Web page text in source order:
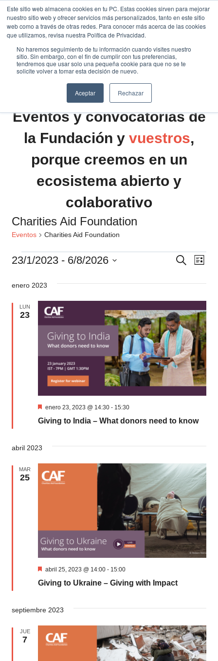
Este sitio web almacena cookies en tu PC. Estas cookies sirven para mejorar
nuestro sitio web y ofrecer servicios más personalizados, tanto en este sitio
web como a través de otras redes. Para conocer más acerca de las cookies
que utilizamos, revisa nuestra Política de Privacidad.
No haremos seguimiento de tu información cuando visites nuestro
sitio. Sin embargo, con el fin de cumplir con tus preferencias,
tendremos que usar solo una pequeña cookie para que no se te
solicite volver a tomar esta decisión de nuevo.
Aceptar Rechazar
Saltar
contenido
Eventos y convocatorias de
la Fundación y vuestros,
porque creemos en un
ecosistema abierto y
colaborativo
Charities Aid Foundation
Eventos Charities Aid Foundation
Eventos
y
vistas
de
Buscar
Lista
23/1/2023 - 6/8/2026
la
enero 2023
LUN
23
Giving to India – What donors need to know
Destacado
enero 23, 2023 @ 14:30 - 15:30
abril 2023
MAR
25
Giving to Ukraine – Giving with Impact
Destacado
abril 25, 2023 @ 14:00 - 15:00
septiembre 2023
JUE
7
Traducir »